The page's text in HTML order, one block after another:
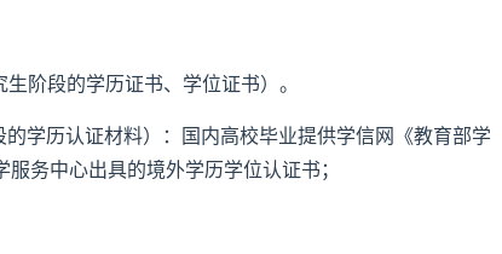
阶段的学历证书、学位证书）。
学历认证材料）：国内高校毕业提供学信网《教育部学
务中心出具的境外学历学位认证书；